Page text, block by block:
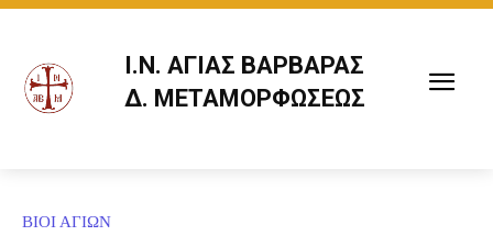
Ι.Ν. ΑΓΙΑΣ ΒΑΡΒΑΡΑΣ
Δ. ΜΕΤΑΜΟΡΦΩΣΕΩΣ
ΒΙΟΙ ΑΓΙΩΝ